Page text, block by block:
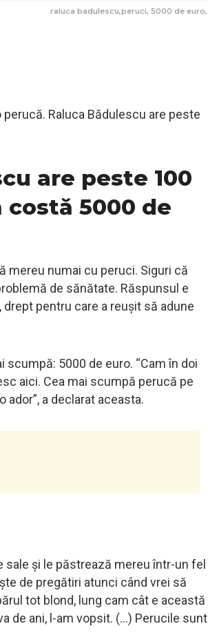
raluca badulescu,peruci, 5000 de euro,
Raluca Bădulescu are peste
are peste 100
costă 5000 de
mereu numai cu peruci. Siguri că
de sănătate. Răspunsul e
pentru care a reușit să adune
5000 de euro. “Cam în doi
aici. Cea mai scumpă perucă pe
ador”, a declarat aceasta.
și le păstrează mereu într-un fel
de pregătiri atunci când vrei să
tot blond, lung cam cât e această
de ani, l-am vopsit. (…) Perucile sunt